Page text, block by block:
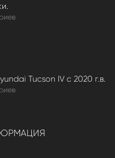
Tucson IV c 2020 г.в.